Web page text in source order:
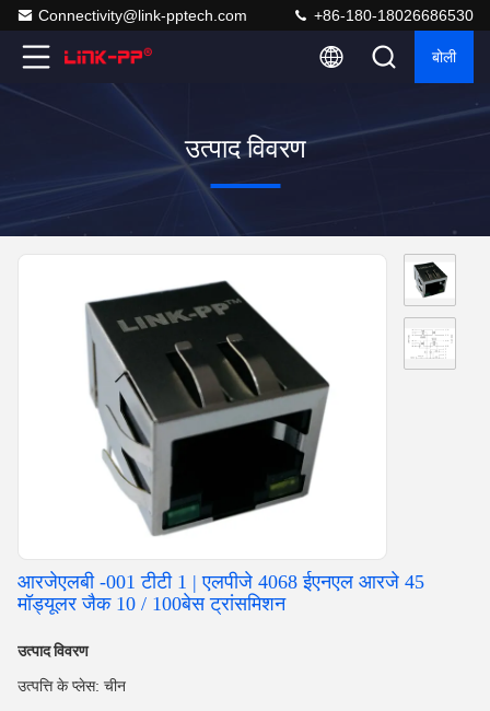
Connectivity@link-pptech.com +86-180-18026686530
बोली
उत्पाद विवरण
आरजेएलबी -001 टीटी 1 | एलपीजे 4068 ईएनएल आरजे 45
मॉड्यूलर जैक 10 / 100बेस ट्रांसमिशन
उत्पाद विवरण
उत्पत्ति के प्लेस: चीन